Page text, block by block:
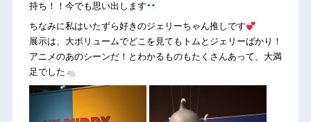
持ち！！今でも思い出します
ちなみに私はいたずら好きのジェリーちゃん推しです
展示は、大ボリュームでどこを見てもトムとジェリーばかり！
アニメのあのシーンだ！とわかるものもたくさんあって、大満
足でした